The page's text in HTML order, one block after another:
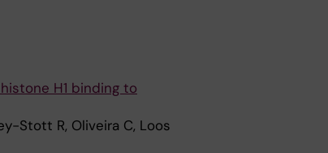
H1 binding to
Stott R, Oliveira C, Loos